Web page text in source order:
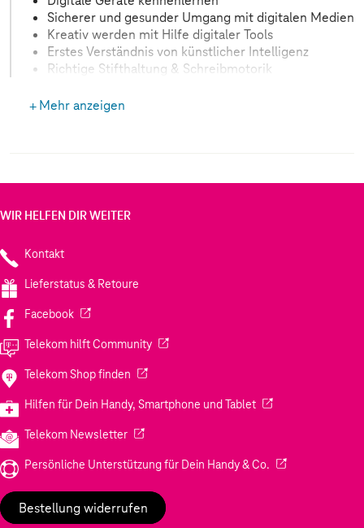
Sicherer und gesunder Umgang mit digitalen Medien
Kreativ werden mit Hilfe digitaler Tools
Erstes Verständnis von künstlicher Intelligenz
Richtige Stifthaltung & Schreibmotorik
Mehr anzeigen
WIR HELFEN DIR WEITER
Kontakt
Lieferstatus & Retoure
Facebook(Wird in einem neuen Tab geöffnet)
Telekom hilft Community(Wird in einem neuen Tab geöffnet)
Telekom Shop finden (Wird in einem neuen Tab geöffnet)
Hilfen für Dein Handy, Smartphone und Tablet(Wird in einem
Telekom Newsletter(Wird in einem neuen Tab geöffnet)
Persönliche Unterstützung für Dein Handy & Co. (Wird in einem
Bestellung widerrufen